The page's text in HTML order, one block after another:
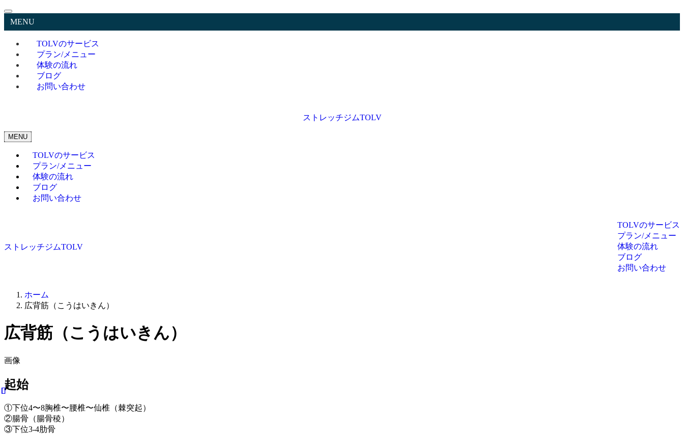
MENU
TOLVのサービス
プラン/メニュー
体験の流れ
ブログ
お問い合わせ
ストレッチジムTOLV
TOLVのサービス
プラン/メニュー
体験の流れ
ブログ
お問い合わせ
MENU
ストレッチジムTOLV
TOLVのサービス
プラン/メニュー
体験の流れ
ブログ
お問い合わせ
ホーム
広背筋（こうはいきん）
広背筋（こうはいきん）
画像
起始
①下位4〜8胸椎〜腰椎〜仙椎（棘突起）
②腸骨（腸骨稜）
③下位3-4肋骨